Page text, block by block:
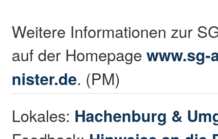
Weitere Informationen zur
auf der Homepagewww.sg-
nister.de. (PM)
Lokales: Hachenburg &